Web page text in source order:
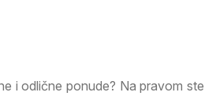
i odlične ponude? Na pravom ste